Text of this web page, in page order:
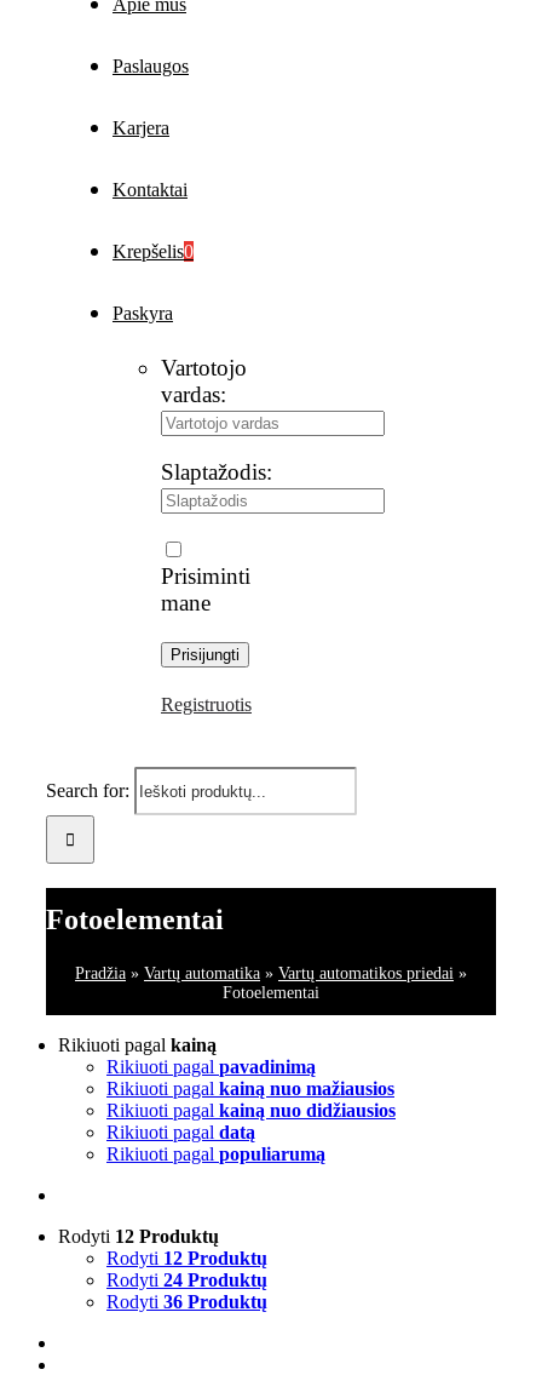
Apie mus
Paslaugos
Karjera
Kontaktai
Krepšelis0
Paskyra
Vartotojo
vardas:
Slaptažodis:
Prisiminti
mane
Registruotis
Search for:
Fotoelementai
Pradžia » Vartų automatika » Vartų automatikos priedai »
Fotoelementai
Rikiuoti pagal kainą
Rikiuoti pagal pavadinimą
Rikiuoti pagal kainą nuo mažiausios
Rikiuoti pagal kainą nuo didžiausios
Rikiuoti pagal datą
Rikiuoti pagal populiarumą
Rodyti 12 Produktų
Rodyti 12 Produktų
Rodyti 24 Produktų
Rodyti 36 Produktų